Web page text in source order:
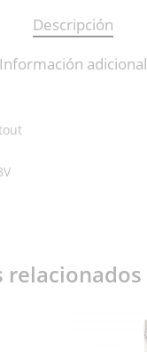
Descripción
Información adicional
relacionados